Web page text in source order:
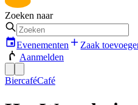
Zoeken naar
Evenementen Zaak
Aanmelden
BiercaféCafé